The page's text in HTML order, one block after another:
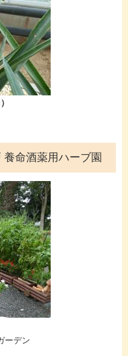
）
命酒薬用ハーブ園
ーデン